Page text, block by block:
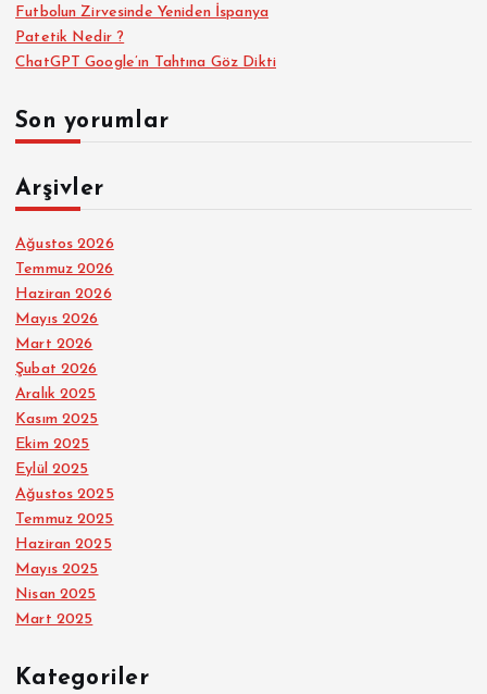
ı
Futbolun Zirvesinde Yeniden İspanya
Patetik Nedir ?
ChatGPT Google’ın Tahtına Göz Dikti
Son yorumlar
Arşivler
Ağustos 2026
Temmuz 2026
Haziran 2026
Mayıs 2026
Mart 2026
Şubat 2026
Aralık 2025
Kasım 2025
Ekim 2025
Eylül 2025
Ağustos 2025
Temmuz 2025
Haziran 2025
Mayıs 2025
Nisan 2025
Mart 2025
Kategoriler